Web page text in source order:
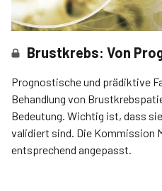
Brustkrebs: Von
Prognostische und prädiktive
Behandlung von
Bedeutung. Wichtig ist, dass
validiert sind. Die Kommission
entsprechend angepasst.